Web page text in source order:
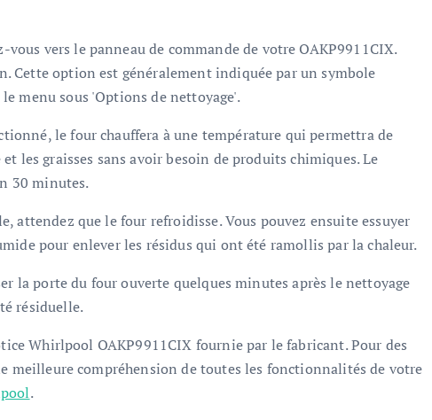
vous vers le panneau de commande de votre OAKP9911CIX.
Cette option est généralement indiquée par un symbole
menu sous 'Options de nettoyage'.
le four chauffera à une température qui permettra de
les graisses sans avoir besoin de produits chimiques. Le
30 minutes.
attendez que le four refroidisse. Vous pouvez ensuite essuyer
pour enlever les résidus qui ont été ramollis par la chaleur.
la porte du four ouverte quelques minutes après le nettoyage
résiduelle.
Whirlpool OAKP9911CIX fournie par le fabricant. Pour des
meilleure compréhension de toutes les fonctionnalités de votre
.